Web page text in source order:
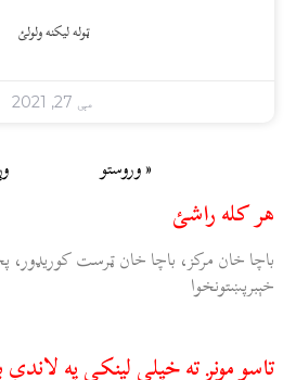
ټوله ليکنه ولولئ
مې 27, 2021
« وروستو
هر کله راشئ
باچا خان مرکز، باچا خان ټرست کوريډور،
خېبرپښتونخوا
تاسو مونږ ته خپلې لينکې په لاندې